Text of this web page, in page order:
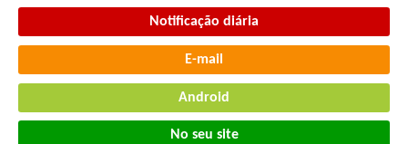
Notificação diária
E-mail
Android
No seu site